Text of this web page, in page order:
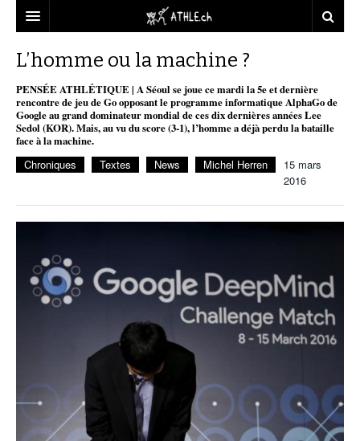
DOSSIERS
CHRONIQUES
TOUT
STATISTIQUES
STATISTIQUES
PARTENAIRES
FÉDÉRATION
TOUS SUPPORTERS D’ATHLE.CH !
TOUS SUPPORTERS D’ATHLE.CH !
NOUS CONTACTER
POURQUOI ATHLE.CH ?
CNP LAUSANNE/AIGLE
ATHLE.CH RÉGIONS | GENÈVE
ATHLE.CH RÉGIONS | JURA
ATHLE.CH RÉGIONS | VAUD
ATHLE.CH VINTAGE
BIOGRAPHIES
HIGHLIGHTS
LIVRES
L’homme ou la machine ?
PENSÉE ATHLÉTIQUE | A Séoul se joue ce mardi la 5e et dernière
rencontre de jeu de Go opposant le programme informatique AlphaGo de
Google au grand dominateur mondial de ces dix dernières années Lee
Sedol (KOR). Mais, au vu du score (3-1), l’homme a déjà perdu la bataille
face à la machine.
Chroniques Textes News Michel Herren
15 mars
2016